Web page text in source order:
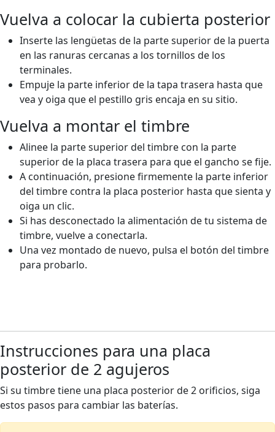
Vuelva a colocar la cubierta posterior
Inserte las lengüetas de la parte superior de la puerta
en las ranuras cercanas a los tornillos de los
terminales.
Empuje la parte inferior de la tapa trasera hasta que
vea y oiga que el pestillo gris encaja en su sitio.
Vuelva a montar el timbre
Alinee la parte superior del timbre con la parte
superior de la placa trasera para que el gancho se fije.
A continuación, presione firmemente la parte inferior
del timbre contra la placa posterior hasta que sienta y
oiga un clic.
Si has desconectado la alimentación de tu sistema de
timbre, vuelve a conectarla.
Una vez montado de nuevo, pulsa el botón del timbre
para probarlo.
Instrucciones para una placa
posterior de 2 agujeros
Si su timbre tiene una placa posterior de 2 orificios, siga
estos pasos para cambiar las baterías.